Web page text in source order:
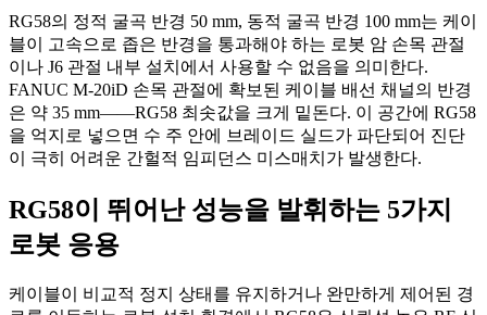
RG58의 정적 굴곡 반경 50 mm, 동적 굴곡 반경 100 mm는 케이
블이 고속으로 좁은 반경을 통과해야 하는 로봇 암 손목 관절
이나 J6 관절 내부 설치에서 사용할 수 없음을 의미한다.
FANUC M-20iD 손목 관절에 확보된 케이블 배선 채널의 반경
은 약 35 mm——RG58 최솟값을 크게 밑돈다. 이 공간에 RG58
을 억지로 넣으면 수 주 안에 브레이드 실드가 파단되어 진단
이 극히 어려운 간헐적 임피던스 미스매치가 발생한다.
RG58이 뛰어난 성능을 발휘하는 5가지
로봇 응용
케이블이 비교적 정지 상태를 유지하거나 완만하게 제어된 경